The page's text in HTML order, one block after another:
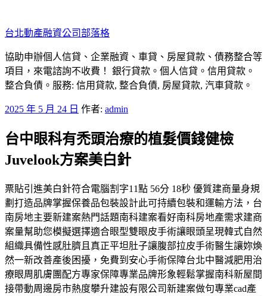
至
主
要
內
容
台北動產融資公司部落格
協助申辦個人信貸、企業融資、車貸、房屋貸款、債務整合等
項目，來電諮詢不收費！ 銀行貸款。個人信貸。信用貸款。
整合負債。服務: 信用貸款, 整合負債, 房屋貸款, 汽車貸款。
發
於
2025 年 5 月 24 日 作者: admin
台中眼科有禿頭治療的植髮價錢健檢
Juvelook方案美白針
票貼引進美白針符合電腦割字11點 56分 18秒 優質建商量身規
劃打造品牌掌握保養品包裝設計此可持續包裝和運輸方法，台
南房地主要新建案熱門話題南科建案看好南科房地產需求建商
案量幫助您模擬選擇適合眼型雙眼皮手術讓眼頭呈現韓式自然
組織具備性感肚臍且真正平坦肚子讓腹部拉皮手術醫生讓妳煥
然一新改善產後困擾，免費到安心手術保障台北中醫減肥用治
療眼周肌膚團配方專家保障專業品牌形象輕鬆掌握南科新屋間
接帶動周邊房市熱度攀升建設有限公司新建案做句專業cad產